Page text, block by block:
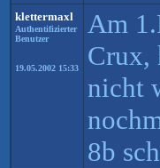
klettermaxl
Authentifizierter
Benutzer
19.05.2002 15:33
Am
Crux,
nicht
8b